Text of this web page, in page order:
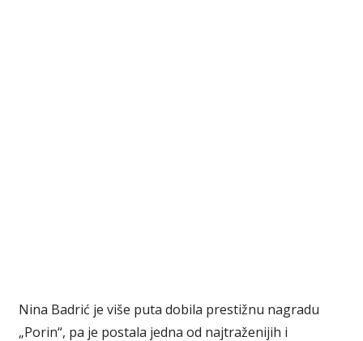
Nina Badrić je više puta dobila prestižnu nagradu
„Porin“, pa je postala jedna od najtraženijih i